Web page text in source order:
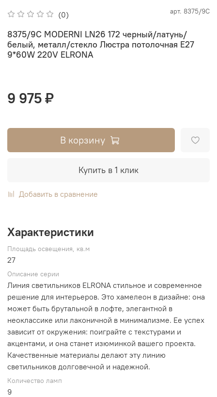
(0) арт. 8375/9C
8375/9C MODERNI LN26 172 черный/латунь/
белый, металл/стекло Люстра потолочная E27
9*60W 220V ELRONA
9 975 ₽
В корзину
Купить в 1 клик
Добавить в сравнение
Характеристики
Площадь освещения, кв.м
27
Описание серии
Линия светильников ELRONA стильное и современное
решение для интерьеров. Это хамелеон в дизайне: она
может быть брутальной в лофте, элегантной в
неоклассике или лаконичной в минимализме. Ее успех
зависит от окружения: поиграйте с текстурами и
акцентами, и она станет изюминкой вашего проекта.
Качественные материалы делают эту линию
светильников долговечной и надежной.
Количество ламп
9